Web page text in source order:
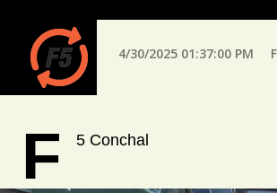
4/30/2025 01:37:00 PM
F 5 Conchal